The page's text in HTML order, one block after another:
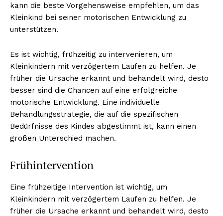
kann die beste Vorgehensweise empfehlen, um das
Kleinkind bei seiner motorischen Entwicklung zu
unterstützen.
Es ist wichtig, frühzeitig zu intervenieren, um
Kleinkindern mit verzögertem Laufen zu helfen. Je
früher die Ursache erkannt und behandelt wird, desto
besser sind die Chancen auf eine erfolgreiche
motorische Entwicklung. Eine individuelle
Behandlungsstrategie, die auf die spezifischen
Bedürfnisse des Kindes abgestimmt ist, kann einen
großen Unterschied machen.
Frühintervention
Eine frühzeitige Intervention ist wichtig, um
Kleinkindern mit verzögertem Laufen zu helfen. Je
früher die Ursache erkannt und behandelt wird, desto